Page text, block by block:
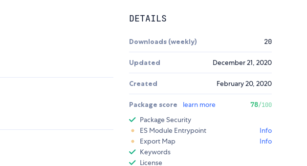
DETAILS
Downloads (weekly) 20
Updated December 21, 2020
Created February 20, 2020
Package score learn more 78/100
Package Security
ES Module Entrypoint
Info
Export Map
Info
Keywords
License